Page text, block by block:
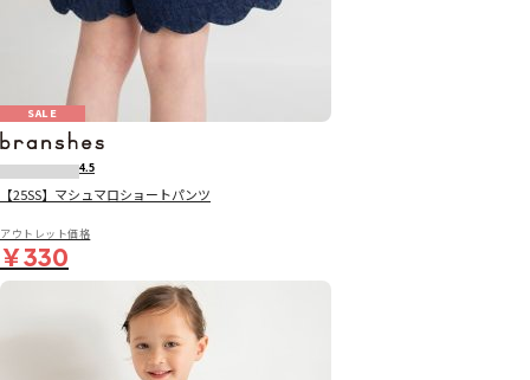
SALE
4.5
【25SS】マシュマロショートパンツ
アウトレット価格
￥330